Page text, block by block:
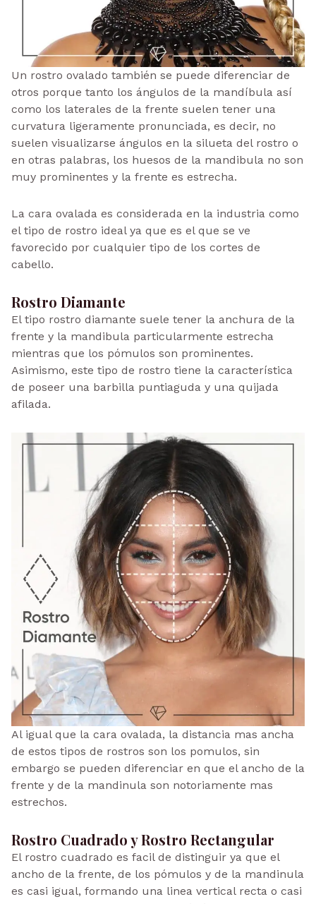
Un rostro ovalado también se puede diferenciar de
otros porque tanto los ángulos de la mandíbula así
como los laterales de la frente suelen tener una
curvatura ligeramente pronunciada, es decir, no
suelen visualizarse ángulos en la silueta del rostro o
en otras palabras, los huesos de la mandibula no son
muy prominentes y la frente es estrecha.
La cara ovalada es considerada en la industria como
el tipo de rostro ideal ya que es el que se ve
favorecido por cualquier tipo de los cortes de
cabello.
Rostro Diamante
El tipo rostro diamante suele tener la anchura de la
frente y la mandibula particularmente estrecha
mientras que los pómulos son prominentes.
Asimismo, este tipo de rostro tiene la característica
de poseer una barbilla puntiaguda y una quijada
afilada.
Al igual que la cara ovalada, la distancia mas ancha
de estos tipos de rostros son los pomulos, sin
embargo se pueden diferenciar en que el ancho de la
frente y de la mandinula son notoriamente mas
estrechos.
Rostro Cuadrado y Rostro Rectangular
El rostro cuadrado es facil de distinguir ya que el
ancho de la frente, de los pómulos y de la mandinula
es casi igual, formando una linea vertical recta o casi